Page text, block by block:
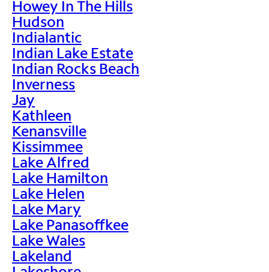
Howey In The Hills
Hudson
Indialantic
Indian Lake Estate
Indian Rocks Beach
Inverness
Jay
Kathleen
Kenansville
Kissimmee
Lake Alfred
Lake Hamilton
Lake Helen
Lake Mary
Lake Panasoffkee
Lake Wales
Lakeland